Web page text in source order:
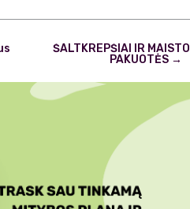
ŠALTKREPŠIAI IR MAISTO
PAKUOTĖS →